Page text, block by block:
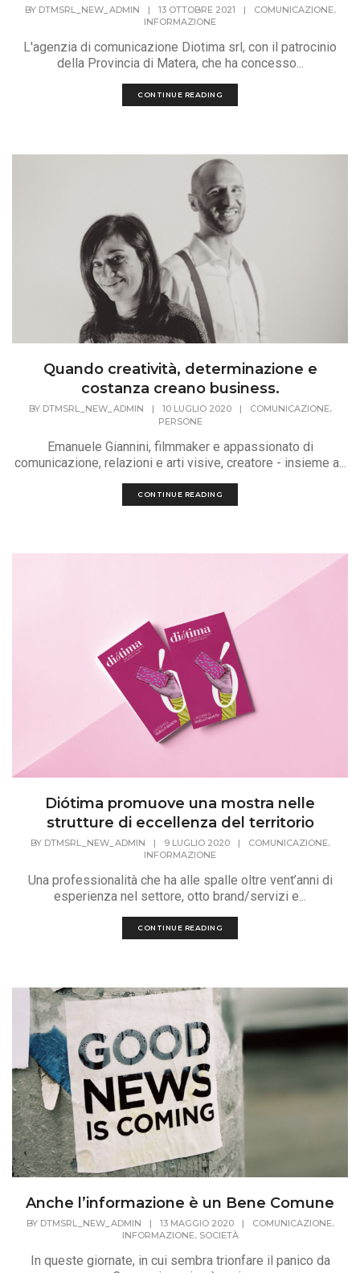
BY DTMSRL_NEW_ADMIN | 13 OTTOBRE 2021 | COMUNICAZIONE,
INFORMAZIONE
L'agenzia di comunicazione Diotima srl, con il patrocinio
della Provincia di Matera, che ha concesso...
CONTINUE READING
Quando creatività, determinazione e
costanza creano business.
BY DTMSRL_NEW_ADMIN | 10 LUGLIO 2020 | COMUNICAZIONE,
PERSONE
Emanuele Giannini, filmmaker e appassionato di
comunicazione, relazioni e arti visive, creatore - insieme a...
CONTINUE READING
Diótima promuove una mostra nelle
strutture di eccellenza del territorio
BY DTMSRL_NEW_ADMIN | 9 LUGLIO 2020 | COMUNICAZIONE,
INFORMAZIONE
Una professionalità che ha alle spalle oltre vent’anni di
esperienza nel settore, otto brand/servizi e...
CONTINUE READING
Anche l’informazione è un Bene Comune
BY DTMSRL_NEW_ADMIN | 13 MAGGIO 2020 | COMUNICAZIONE,
INFORMAZIONE, SOCIETÀ
In queste giornate, in cui sembra trionfare il panico da